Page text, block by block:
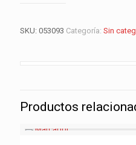
SKU: 053093 Categoría: Sin
Productos